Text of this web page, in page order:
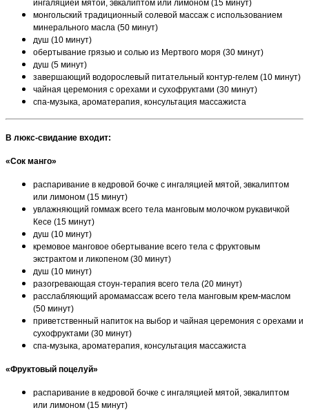
ингаляцией мятой, эвкалиптом или лимоном (15 минут)
монгольский традиционный солевой массаж с использованием
минерального масла (50 минут)
душ (10 минут)
обертывание грязью и солью из Мертвого моря (30 минут)
душ (5 минут)
завершающий водорослевый питательный контур-гелем (10 минут)
чайная церемония с орехами и сухофруктами (30 минут)
спа-музыка, ароматерапия, консультация массажиста
В люкс-свидание входит:
«Сок манго»
распаривание в кедровой бочке с ингаляцией мятой, эвкалиптом
или лимоном (15 минут)
увлажняющий гоммаж всего тела манговым молочком рукавичкой
Кесе (15 минут)
душ (10 минут)
кремовое манговое обертывание всего тела с фруктовым
экстрактом и ликопеном (30 минут)
душ (10 минут)
разогревающая стоун-терапия всего тела (20 минут)
расслабляющий аромамассаж всего тела манговым крем-маслом
(50 минут)
приветственный напиток на выбор и чайная церемония с орехами и
сухофруктами (30 минут)
спа-музыка, ароматерапия, консультация массажиста
«Фруктовый поцелуй»
распаривание в кедровой бочке с ингаляцией мятой, эвкалиптом
или лимоном (15 минут)